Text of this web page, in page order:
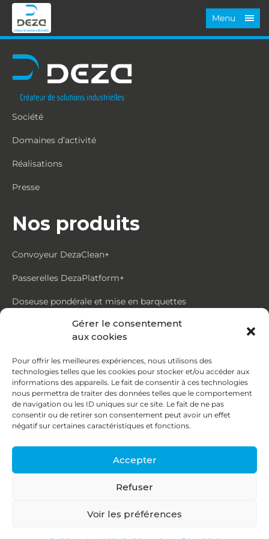
Gérer le consentement
aux cookies
Pour offrir les meilleures expériences, nous utilisons des
technologies telles que les cookies pour stocker et/ou accéder aux
informations des appareils. Le fait de consentir à ces technologies
nous permettra de traiter des données telles que le comportement
de navigation ou les ID uniques sur ce site. Le fait de ne pas
consentir ou de retirer son consentement peut avoir un effet
négatif sur certaines caractéristiques et fonctions.
Accepter
Refuser
Voir les préférences
Menu
Société
Domaines d’activité
Réalisations
Presse
Nos produits
Convoyeur DezaClean+
Passerelles DezaPlatform+
Doseuse pondérale et mise en barquettes
Trémie mouvante DezaMouv+
Contact
87, rue du Ruisseau
38070 St Quentin Fallavier
contact@deza.fr